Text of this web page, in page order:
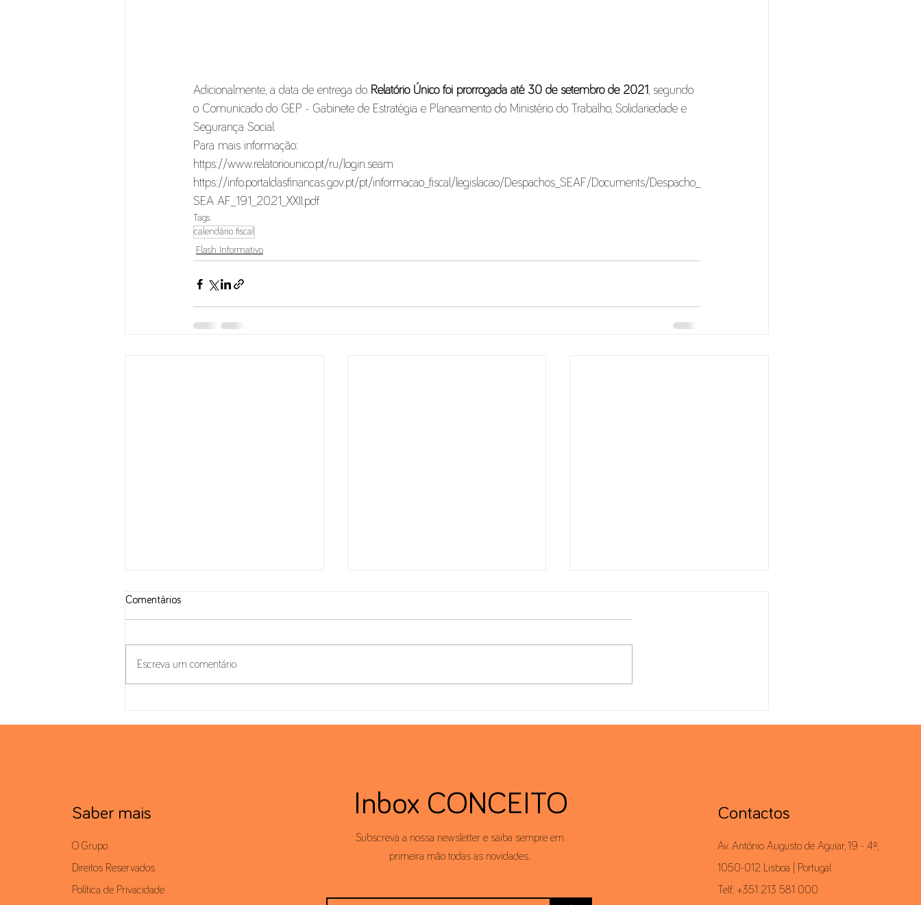
Adicionalmente, a data de entrega do Relatório Único foi prorrogada até 30 de setembro de 2021, segundo
o Comunicado do GEP - Gabinete de Estratégia e Planeamento do Ministério do Trabalho, Solidariedade e
Segurança Social.
Para mais informação:
https://www.relatoriounico.pt/ru/login.seam
https://info.portaldasfinancas.gov.pt/pt/informacao_fiscal/legislacao/Despachos_SEAF/Documents/Despacho_
SEA AF_191_2021_XXII.pdf
Tags:
calendário fiscal
Flash Informativo
Comentários
Escreva um comentário
Saber mais
O Grupo
Direitos Reservados
Política de Privacidade
Inbox CONCEITO
Subscreva a nossa newsletter e saiba sempre em
primeira mão todas as novidades.
Contactos
Av. António Augusto de Aguiar, 19 - 4º,
1050-012 Lisboa | Portugal
Telf.: +351 213 581 000